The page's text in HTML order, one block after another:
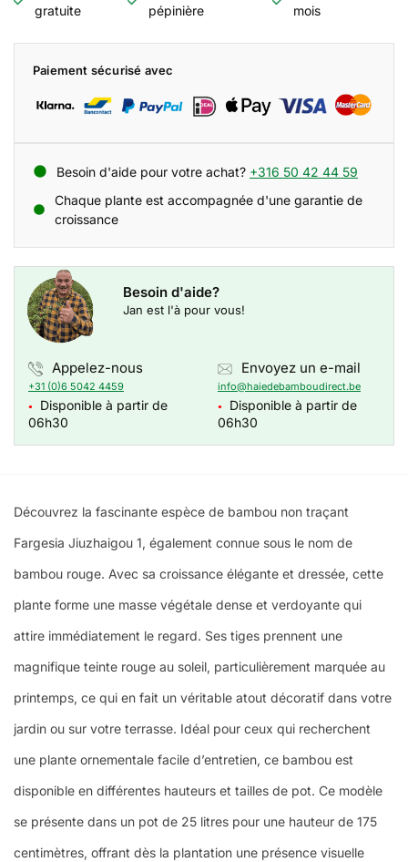
gratuite pépinière mois
Paiement sécurisé avec
Besoin d'aide pour votre achat? +316 50 42 44 59
Chaque plante est accompagnée d'une garantie de
croissance
Besoin d'aide?
Jan est l'à pour vous!
Appelez-nous
+31 (0)6 5042 4459
●
Disponible à partir de
06h30
Envoyez un e-mail
info@haiedebamboudirect.be
●
Disponible à partir de
06h30
Découvrez la fascinante espèce de bambou non traçant
Fargesia Jiuzhaigou 1, également connue sous le nom de
bambou rouge. Avec sa croissance élégante et dressée, cette
plante forme une masse végétale dense et verdoyante qui
attire immédiatement le regard. Ses tiges prennent une
magnifique teinte rouge au soleil, particulièrement marquée au
printemps, ce qui en fait un véritable atout décoratif dans votre
jardin ou sur votre terrasse. Idéal pour ceux qui recherchent
une plante ornementale facile d’entretien, ce bambou est
disponible en différentes hauteurs et tailles de pot. Ce modèle
se présente dans un pot de 25 litres pour une hauteur de 175
centimètres, offrant dès la plantation une présence visuelle